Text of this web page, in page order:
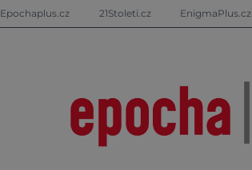
Epochaplus.cz 21Stoleti.cz EnigmaPlus.cz